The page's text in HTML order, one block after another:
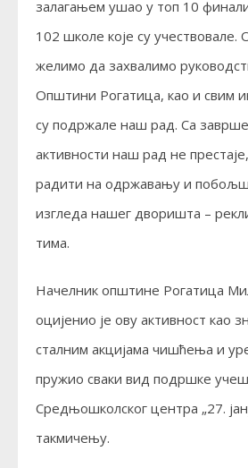
залагањем ушао у топ 10
102 школе које су учествовале.
желимо да захвалимо
Општини Рогатица, као и свим
су подржале наш рад. Са
активности наш рад не
радити на одржавању и
изгледа нашег дворишта –
тима.
Начелник општине Рогатица
оцијенио је ову активност као
сталним акцијама чишћења и
пружио сваки вид подршке
Средњошколског центра „27.
такмичењу.